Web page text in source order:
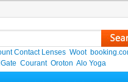
Contact Lenses Woot
Courant Oroton Alo Yoga